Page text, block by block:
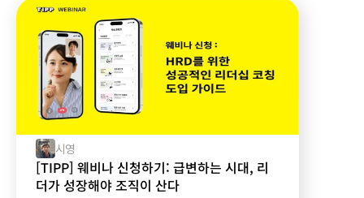
시영
[TIPP] 웨비나 신청하기: 급변하는 시대, 리
더가 성장해야 조직이 산다